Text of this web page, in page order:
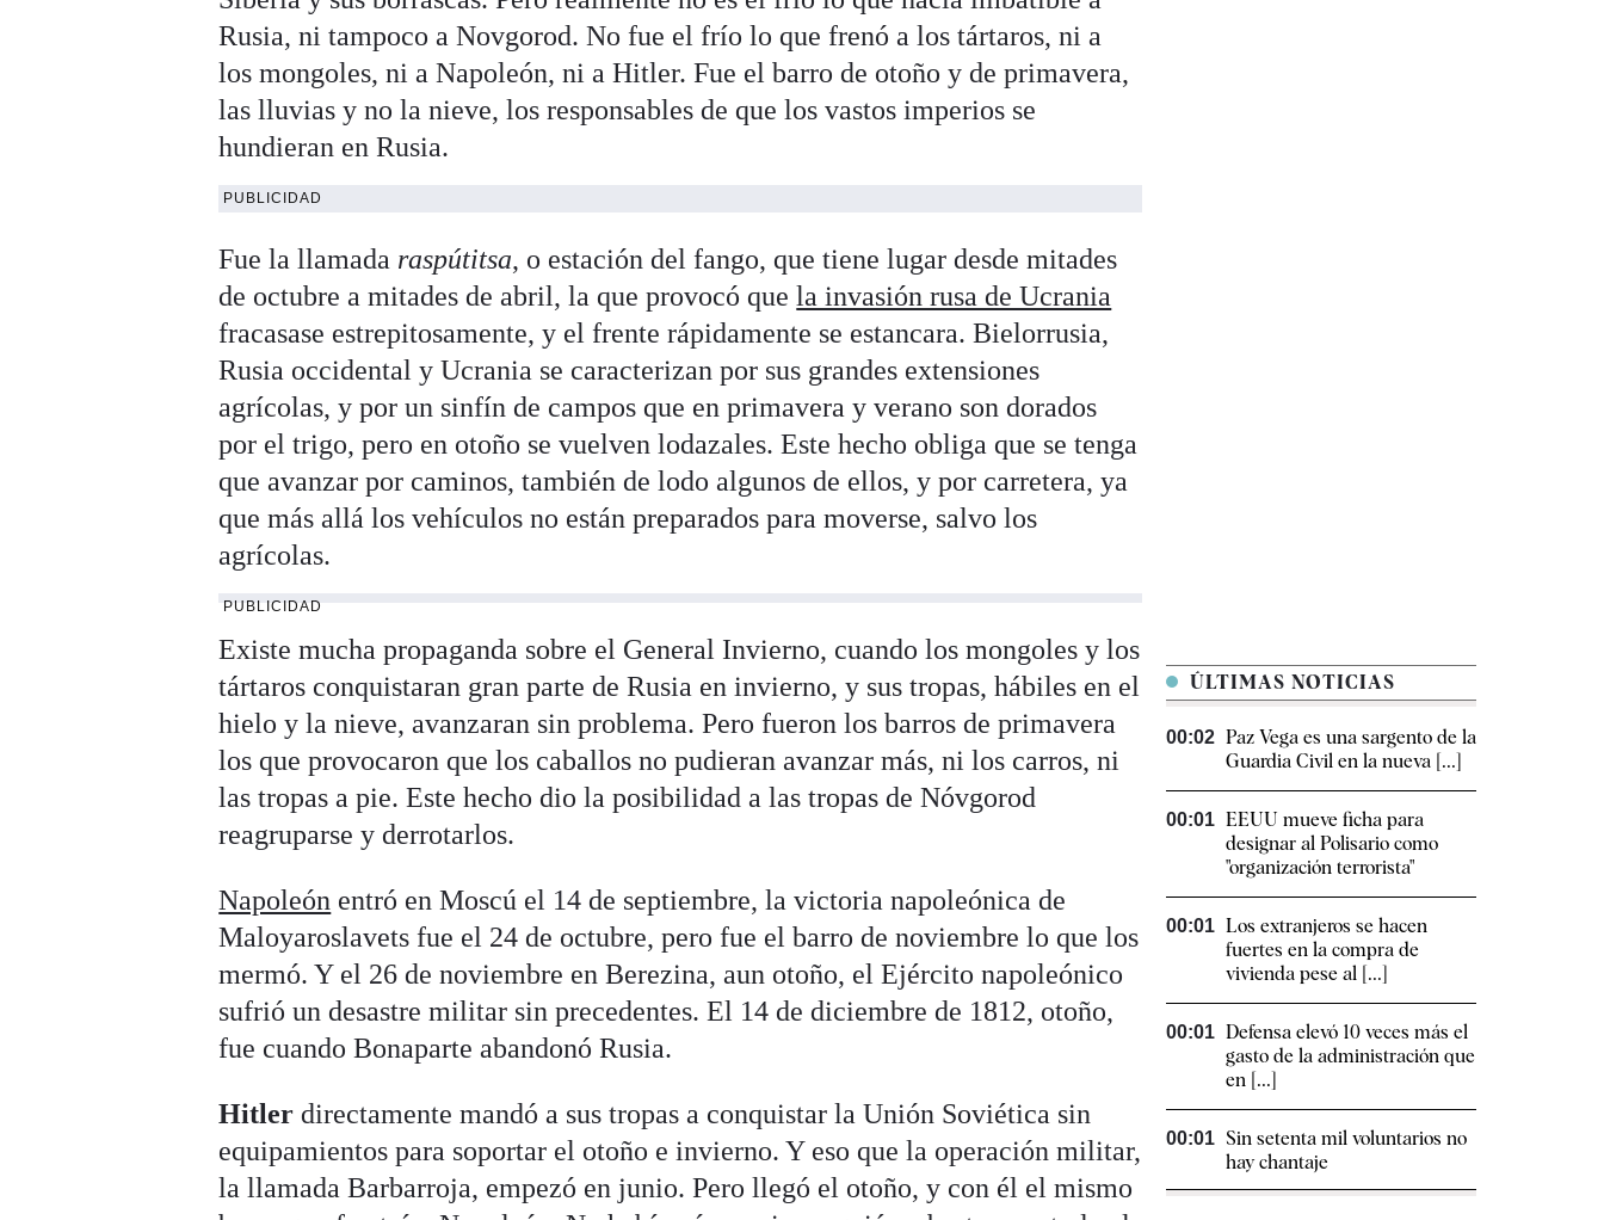
Rusia, ni tampoco a Novgorod. No fue el frío lo que frenó a los tártaros, ni a
los mongoles, ni a Napoleón, ni a Hitler. Fue el barro de otoño y de primavera,
las lluvias y no la nieve, los responsables de que los vastos imperios se
hundieran en Rusia.
PUBLICIDAD
Fue la llamada raspútitsa, o estación del fango, que tiene lugar desde mitades
de octubre a mitades de abril, la que provocó quela invasión rusa de Ucrania
fracasase estrepitosamente, y el frente rápidamente se estancara. Bielorrusia,
Rusia occidental y Ucrania se caracterizan por sus grandes extensiones
agrícolas, y por un sinfín de campos que en primavera y verano son dorados
por el trigo, pero en otoño se vuelven lodazales. Este hecho obliga que se tenga
que avanzar por caminos, también de lodo algunos de ellos, y por carretera, ya
que más allá los vehículos no están preparados para moverse, salvo los
agrícolas.
PUBLICIDAD
Existe mucha propaganda sobre el General Invierno, cuando los mongoles y los
tártaros conquistaran gran parte de Rusia en invierno, y sus tropas, hábiles en el
hielo y la nieve, avanzaran sin problema. Pero fueron los barros de primavera
los que provocaron que los caballos no pudieran avanzar más, ni los carros, ni
las tropas a pie. Este hecho dio la posibilidad a las tropas de Nóvgorod
reagruparse y derrotarlos.
Napoleón entró en Moscú el 14 de septiembre, la victoria napoleónica de
Maloyaroslavets fue el 24 de octubre, pero fue el barro de noviembre lo que los
mermó. Y el 26 de noviembre en Berezina, aun otoño, el Ejército napoleónico
sufrió un desastre militar sin precedentes. El 14 de diciembre de 1812, otoño,
fue cuando Bonaparte abandonó Rusia.
Hitler directamente mandó a sus tropas a conquistar la Unión Soviética sin
equipamientos para soportar el otoño e invierno. Y eso que la operación militar,
la llamada Barbarroja, empezó en junio. Pero llegó el otoño, y con él el mismo
ÚLTIMAS NOTICIAS
00:02 Paz Vega es una sargento de la
Guardia Civil en la nueva [...]
00:01 EEUU mueve ficha para
designar al Polisario como
"organización terrorista"
00:01 Los extranjeros se hacen
fuertes en la compra de
vivienda pese al [...]
00:01 Defensa elevó 10 veces más el
gasto de la administración que
en [...]
00:01 Sin setenta mil voluntarios no
hay chantaje